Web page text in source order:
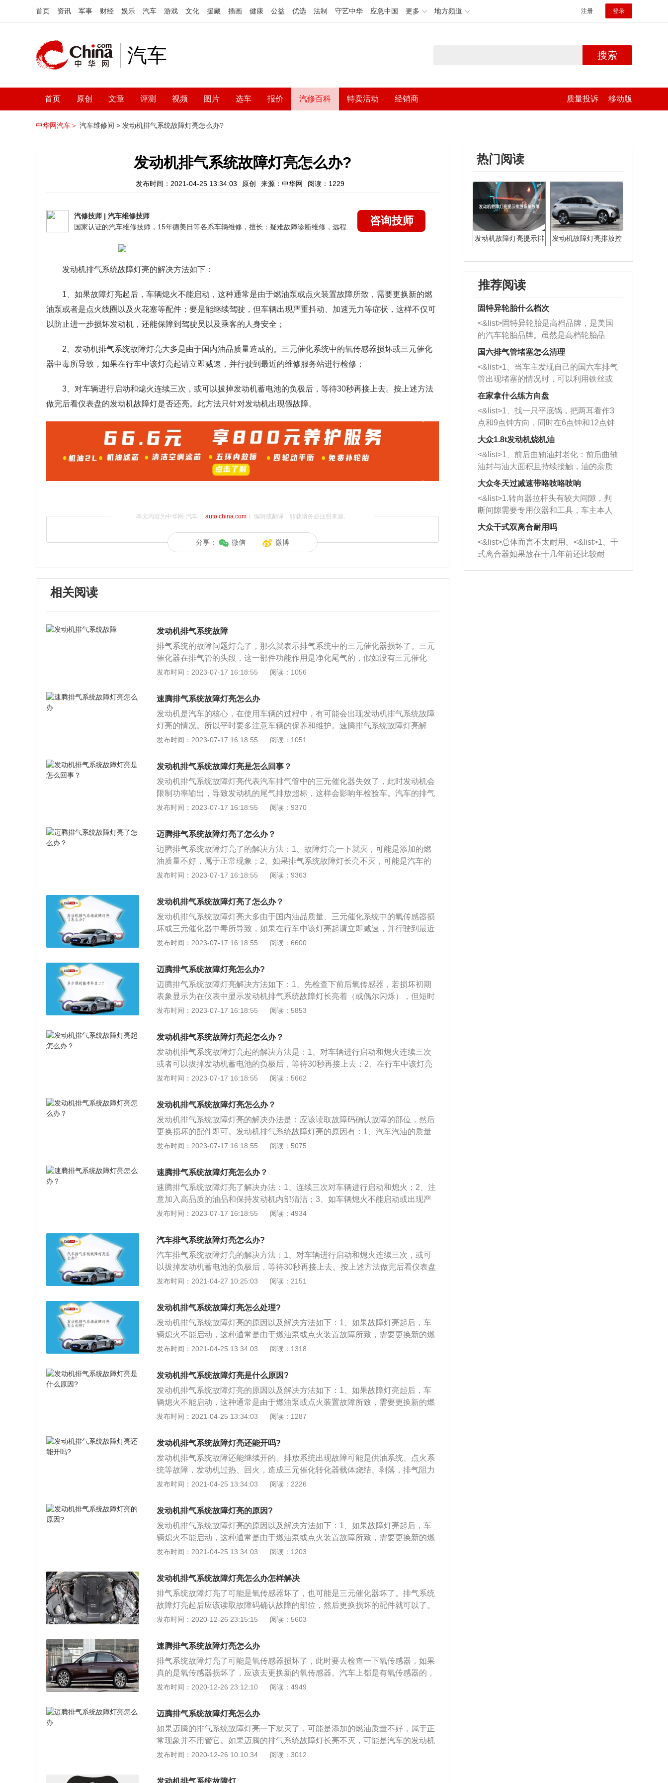
首页 资讯 军事 财经 娱乐 汽车 游戏 文化 援藏 插画 健康 公益 优选 法制 守艺中华 应急中国 更多 地方频道 注册 登录
汽车 搜索
首页 原创 文章 评测 视频 图片 选车 报价 汽修百科 特卖活动 经销商 质量投诉 移动版
中华网汽车＞ 汽车维修间 > 发动机排气系统故障灯亮怎么办?
发动机排气系统故障灯亮怎么办?
发布时间：2021-04-25 13:34:03 原创 来源：中华网 阅读：1229
汽修技师 | 汽车维修技师
咨询技师
发动机排气系统故障灯亮的解决方法如下：
1、如果故障灯亮起后，车辆熄火不能启动，这种通常是由于燃油泵或点火装置故障所致，需要更换新的燃
油泵或者是点火线圈以及火花塞等配件；要是能继续驾驶，但车辆出现严重抖动、加速无力等症状，这样不仅可
以防止进一步损坏发动机，还能保障到驾驶员以及乘客的人身安全；
2、发动机排气系统故障灯亮大多是由于国内油品质量造成的。三元催化系统中的氧传感器损坏或三元催化
器中毒所导致，如果在行车中该灯亮起请立即减速，并行驶到最近的维修服务站进行检修；
3、对车辆进行启动和熄火连续三次，或可以拔掉发动机蓄电池的负极后，等待30秒再接上去。按上述方法
做完后看仪表盘的发动机故障灯是否还亮。此方法只针对发动机出现假故障。
本文内容为中华网·汽车（ auto.china.com）编辑或翻译，转载请务必注明来源。
分享： 微信 微博
相关阅读
发动机排气系统故障
排气系统的故障问题灯亮了，那么就表示排气系统中的三元催化器损坏了。三元
催化器在排气管的头段，这一部件功能作用是净化尾气的，假如没有三元催化
器，那汽车的尾气排放会超标，假如出现了这样的状况，应当立即更换新的三元
出的废气，同时使排出的废气污染减小，噪音减小。汽车排气系统主要用于轻型
车、微型车和客车，摩托车等机动车辆。排气系统故障的影响：1、会影响油
耗，长期会因燃烧效果不好导致积碳过多，并无短期内直接导致发动机损害的不
良影响。2、发动机排放系统故障会影响车子行驶过程中的安全性，会降低发动
机使用年限。3、汽车在使用过程中由于供油系统、点火系统等故障，发动机过
正没有了依据，造成电脑控制喷油不准确，或浓或稀，长时间会影响发动机，三
元催化器，氧传感器等，直接体现就是发动机的动力，油耗，怠速，等有变化；
5、由于燃油或润滑油使用原因，造成催化器中毒、活性下降，催化转化效率受
动力性能下降、燃油消耗增加、排放恶化等。那么行驶证发动机排气系统故障是
驶到距离最近的4s店或者维修店找专业人员进行检测并维修。如果发动机排放系
统故障之后，车主还像平时一样行驶车辆，会导致车辆的性能出现恶化，并且动
能也会降低，发动机的使用寿命也会有所缩短。
发布时间：2023-07-17 16:18:55 阅读：1056
速腾排气系统故障灯亮怎么办
发动机是汽车的核心，在使用车辆的过程中，有可能会出现发动机排气系统故障
灯亮的情况。所以平时要多注意车辆的保养和维护。速腾排气系统故障灯亮解
决：1、清洗节气门。如果车辆平时开的比较频繁，过高的行驶里程会导致车辆
节气门进行清洗，建议车辆每行驶两万公里左右就清洗一次，可有效的防止排气
系统故障灯亮的情况。2、清洗燃油系统。过高的行驶里程也可能会导致燃油系
统损坏，所以建议每行驶三万公里清洗一次燃油系统，也可以预防发排气系统故
障灯亮。3、添加合格的燃油。不达标的燃油会导致发动机混合气燃烧不充分，
发动机排气系统出现故障。选择在合格的加油站加油，是解决发动机排气系统故
装有氧传感器,用来检测废气中的氧含量。5、连续三次对车辆进行启动和熄火。
发布时间：2023-07-17 16:18:55 阅读：1051
发动机排气系统故障灯亮是怎么回事？
发动机排气系统故障灯亮代表汽车排气管中的三元催化器失效了，此时发动机会
限制功率输出，导致发动机的尾气排放超标，这样会影响年检验车。汽车的排气
管内有三元催化器，三元催化器安装在排气管的头段。三元催化器是用来净化尾
在三元催化器的前面和后面会有氧传感器，前面的氧传感器是用来检测尾气中的
氧含量的，这个传感器可以将数据反馈给ecu，ecu根据这个数据和其他数据来调
整发动机的空燃比；三元催化器后面的氧传感器主要是用来检测三元催化器是否
失效，如果前氧传感器和后氧传感器反馈给ecu的数据相同，就代表三元催化失
效，汽车仪表盘上的发动机故障灯就会亮起来。
发布时间：2023-07-17 16:18:55 阅读：9370
迈腾排气系统故障灯亮了怎么办？
迈腾排气系统故障灯亮了的解决方法：1、故障灯亮一下就灭，可能是添加的燃
油质量不好，属于正常现象；2、如果排气系统故障灯长亮不灭，可能是汽车的
发动机或者三元催化器出现问题，此时要去修理厂或者4s店找专业人士进行检查
对车辆的排气系统进行检查。迈腾是一汽大众推出的一款B级轿车，基于全新MQ
BB平台打造，不仅设计时尚、运动，并配备一系列凌越同级的智能科技，多项C
级车专属的高端配置首次加持。
发布时间：2023-07-17 16:18:55 阅读：9363
发动机排气系统故障灯亮了怎么办？
发动机排气系统故障灯亮大多由于国内油品质量、三元催化系统中的氧传感器损
坏或三元催化器中毒所导致，如果在行车中该灯亮起请立即减速，并行驶到最近
的维修服务站进行检修。关于三元催化器的相关信息如下：1、三元催化器，是
碳、HC碳氢化合物和NOx氮氧化物等有害气体通过氧化和还原作用转变为无害的
二氧化碳、水和氮气。2、由于这种催化器可同时将废气中的三种主要有害物质
转化为无害物质，故称三元。
发布时间：2023-07-17 16:18:55 阅读：6600
迈腾排气系统故障灯亮怎么办?
迈腾排气系统故障灯亮解决方法如下：1、先检查下前后氧传感器，若损坏初期
表象显示为在仪表中显示发动机排气系统故障灯长亮着（或偶尔闪烁），但短时
间车还可勉强行驶；2、长时间不修理，将使电子燃油喷射系统的电脑（ECU）
油耗和排气污染增加，发动机出现怠速不稳、缺火、喘振等故障现象。因此，必
须及时地排除故障或更换。3、一般现在的车辆都有前后两个氧传感器，分别在
三元催化器前部和后部，要及时找出故障予以更换。
发布时间：2023-07-17 16:18:55 阅读：5853
发动机排气系统故障灯亮起怎么办？
发动机排气系统故障灯亮起的解决方法是：1、对车辆进行启动和熄火连续三次
或者可以拔掉发动机蓄电池的负极后，等待30秒再接上去；2、在行车中该灯亮
起应立即减速，并行驶到就近的维修服务站进行检修。发动机排气系统故障灯亮
暂性信号中断；2、混合气燃烧不良；3、不按期保养或不良的驾驶习惯；4、没
有按要求的燃油标号添加。
发布时间：2023-07-17 16:18:55 阅读：5662
发动机排气系统故障灯亮怎么办？
发动机排气系统故障灯亮的解决办法是：应该读取故障码确认故障的部位，然后
更换损坏的配件即可。发动机排气系统故障灯亮的原因有：1、汽车汽油的质量
不好，油品比较差，可能会导致混合比例异常、电子设备故障以及排气系统异
机积碳；3、发动机的控制程序需要进行更新或者调试。若是在行车过程中该故
障灯亮起，并且发动机动力不足或发动机抖动严重，就要到附近的维修服务站对
发动机进行检查和维修。
发布时间：2023-07-17 16:18:55 阅读：5075
速腾排气系统故障灯亮怎么办？
速腾排气系统故障灯亮了解决办法：1、连续三次对车辆进行启动和熄火；2、注
意加入高品质的油品和保持发动机内部清洁；3、如车辆熄火不能启动或出现严
重抖动、加速无力等症状，建议停止驾驶，需找专业人士查找故障并进行维修。
件故障及排气系统异常；2、进排气系统电子元件故障，如氧传感器、空气流量
计传感器、节气门或发动机内部积碳等。速腾品牌由德国大众汽车与中国一汽合
资创立于2006年，第一代速腾产品是一汽大众审时度势，同步引进德国大众面向
北美市场推出的一款新品A级轿车。
发布时间：2023-07-17 16:18:55 阅读：4934
汽车排气系统故障灯亮怎么办?
汽车排气系统故障灯亮的解决方法：1、对车辆进行启动和熄火连续三次，或可
以拔掉发动机蓄电池的负极后，等待30秒再接上去。按上述方法做完后看仪表盘
的发动机故障灯是否还亮。此方法只针对发动机出现假故障；2、发动机排气系
元催化器中毒所导致，如果在行车中该灯亮起请立即减速，并行驶到最近的维修
服务站进行检修；3、如果故障灯亮起后，车辆熄火不能启动，这种通常是由于
燃油泵或点火装置故障所致，直接打电话叫拖车吧；要是能继续驾驶，但车辆出
现严重抖动、加速无力等症状，还是建议停止驾驶，这样不仅可以防止进一步损
坏发动机，还能保障到你和他人的人身安全。
发布时间：2021-04-27 10:25:03 阅读：2151
发动机排气系统故障灯亮怎么处理?
发动机排气系统故障灯亮的原因以及解决方法如下：1、如果故障灯亮起后，车
辆熄火不能启动，这种通常是由于燃油泵或点火装置故障所致，需要更换新的燃
油泵或者是点火线圈以及火花塞等配件；要是能继续驾驶，但车辆出现严重抖
以及乘客的人身安全；2、发动机排气系统故障灯亮大多是由于国内油品质量造
成的。三元催化系统中的氧传感器损坏或三元催化器中毒所导致，如果在行车中
该灯亮起请立即减速，并行驶到最近的维修服务站进行检修；3、对车辆进行启
动和熄火连续三次，或可以拔掉发动机蓄电池的负极后，等待30秒再接上去。按
上述方法做完后看仪表盘的发动机故障灯是否还亮。此方法只针对发动机出现假
发布时间：2021-04-25 13:34:03 阅读：1318
发动机排气系统故障灯亮是什么原因?
发动机排气系统故障灯亮的原因以及解决方法如下：1、如果故障灯亮起后，车
辆熄火不能启动，这种通常是由于燃油泵或点火装置故障所致，需要更换新的燃
油泵或者是点火线圈以及火花塞等配件；要是继续驾驶，车辆会出现严重抖动、
乘客的人身安全；2、发动机排气系统故障灯亮大多是由于国内油品质量造成
的。三元催化系统中的氧传感器损坏或三元催化器中毒所导致，如果在行车中该
灯亮起请立即减速，并行驶到最近的维修服务站进行检修；3、发动机排气系统
故障灯亮，是由于节气门或发动机内部的积碳过多，造成混合气比例失调，那么
当发动机电脑监测到有一些影响到排放要求的信号时，就会出现故障灯亮的现
发布时间：2021-04-25 13:34:03 阅读：1287
发动机排气系统故障灯亮还能开吗?
发动机排气系统故障还能继续开的。排放系统出现故障可能是供油系统、点火系
统等故障，发动机过热、回火，造成三元催化转化器载体烧结、剥落，排气阻力
增大等。汽车排气系统是指收集并且排放废气的系统，一般由排气歧管，排气
系统故障的原因以及检查方法如下：1、对车辆进行启动和熄火连续三次，或可
以拔掉发动机蓄电池的负极后，等待30秒再接上去。按上述方法做完后看仪表盘
的发动机故障灯是否还亮。此方法只针对发动机出现假故障；2、发动机排气系
统故障灯亮大多是由于国内油品质量造成的。三元催化系统中的氧传感器损坏或
三元催化器中毒所导致，如果在行车中该灯亮起请立即减速，并行驶到最近的维
于燃油泵或点火装置故障所致，直接打电话叫拖车；要是能继续驾驶，但车辆出
现严重抖动、加速无力等症状，这样不仅可以防止进一步损坏发动机，还能保障
到驾驶员以及乘客的人身安全。
发布时间：2021-04-25 13:34:03 阅读：2226
发动机排气系统故障灯亮的原因?
发动机排气系统故障灯亮的原因以及解决方法如下：1、如果故障灯亮起后，车
辆熄火不能启动，这种通常是由于燃油泵或点火装置故障所致，需要更换新的燃
油泵或者是点火线圈以及火花塞等配件；要是继续驾驶，车辆会出现严重抖动、
乘客的人身安全；2、发动机排气系统故障灯亮大多是由于国内油品质量造成
的。三元催化系统中的氧传感器损坏或三元催化器中毒所导致，如果在行车中该
灯亮起请立即减速，并行驶到最近的维修服务站进行检修；3、发动机排气系统
故障灯亮，是由于节气门或发动机内部的积碳过多，造成混合气比例失调，那么
当发动机电脑监测到有一些影响到排放要求的信号时，就会出现故障灯亮的现
发布时间：2021-04-25 13:34:03 阅读：1203
发动机排气系统故障灯亮怎么办怎样解决
排气系统故障灯亮了可能是氧传感器坏了，也可能是三元催化器坏了。排气系统
故障灯亮起后应该读取故障码确认故障的部位，然后更换损坏的配件就可以了。
汽车的排气系统中都有氧传感器和三元催化器。三元催化器是安装在排气管头段
器的后面也有一个氧传感器。三元催化前面的氧传感器是用来检测排气中的氧含
量的，这样可以将信号反馈给ecu，然后ecu会根据这个信号来调整空燃比。三元
催化后面的氧传感器主要是用来检测三元催化是否失效了的。如果前氧传感器和
后氧传感器传给ecu的信号是相同的，那就代表三元催化器失效了。此时仪表盘
上的排气系统故障灯就会亮。不过氧传感器传给ecu的信号如果相同，也有可能
使用会出现堵塞的现象。排气系统出现故障后会导致发动机功率下降油耗升高，
并且也会导致尾气排放超标。三元催化器损坏后无法修复只能更换。
发布时间：2020-12-26 23:15:15 阅读：5603
速腾排气系统故障灯亮怎么办
排气系统故障灯亮了可能是氧传感器损坏了，此时要去检查一下氧传感器，如果
真的是氧传感器损坏了，应该去更换新的氧传感器。汽车上都是有氧传感器的，
氧传感器是用来检测排气中的氧含量的。如果氧传感器坏了那仪表盘上就会亮起
型轿车，这款车在国内的销量和口碑是非常好的。新款速腾使用了涡轮增压发动
机，新款速腾一共使用了两款发动机，一款是1.2升涡轮增压发动机，另一款是1.
4升涡轮增压发动机。1.2升涡轮增压发动机有116马力和175牛米的最大扭矩，这
款发动机的最大功率转速为5000到6000转每分钟，最大扭矩转速为1500到4500
转每分钟。这款发动机搭载了缸内直喷技术，并且使用了铝合金缸盖缸体。1.4升
5000到6000转每分钟，最大扭矩转速为1750到3000转每分钟。这款发动机搭载
发布时间：2020-12-26 23:12:10 阅读：4949
迈腾排气系统故障灯亮怎么办
如果迈腾的排气系统故障灯亮一下就灭了，可能是添加的燃油质量不好，属于正
常现象并不用管它。如果迈腾的排气系统故障灯长亮不灭，可能是汽车的发动机
或者三元催化器出现问题了，此时要去修理厂或者4s店找专业人士进行检查和修
辆的排气系统进行检查了。汽车的排气系统出现问题后，会使汽车的尾气质量变
发布时间：2020-12-26 10:10:34 阅读：3012
发动机排气系统故障灯
热门阅读
发动机故障灯亮提示排
发动机故障灯亮排放控
推荐阅读
固特异轮胎什么档次
<&list>固特异轮胎是高档品牌，是美国
的汽车轮胎品牌。虽然是高档轮胎品
牌，但是中高低端的轮胎都有生产，这
也是为了更好的开拓市场。
国六排气管堵塞怎么清理
<&list>1、当车主发现自己的国六车排气
管出现堵塞的情况时，可以利用铁丝或
者是细棍，直接将杂物给取出来，如果
堵塞情况比较严重，也可以采取应急措
施。 <&list>2、直接利用木棍将所有的
杂物推到排气管里面的位置处，然后将
三元催化器拆解开，就可以将堵塞的东
西取出来。但如果是因为积碳过多引起
的堵塞，就需要将三元催化器泡在草酸
洗剂对堵塞的情况得到解决，将清洗剂
放在燃油箱中，与燃油混合后，车辆启
动时，就可以和汽油一起进入到燃烧
室，最后形成废气排出，就可以让三元
催化器得到清洗，排气管堵塞的情况就
能够得到解决。
在家拿什么练方向盘
<&list>1、找一只平底锅，把两耳看作3
点和9点钟方向，同时在6点钟和12点钟
方向做一个标记。 <&list>2、双手握住
一圈半的练习，往右同样也要打相同的
圈数。 <&list>3、最后强调要反复练
习，这样就可以形成肌肉记忆，在真实
驾驶车辆时，不需要记忆也能打好方
向。
大众1.8t发动机烧机油
<&list>1、前后曲轴油封老化：前后曲轴
油封与油大面积且持续接触，油的杂质
和发动机内持续温度变化使其密封效果
逐渐减弱，导致渗油或漏油。<&list>2、
活塞间隙过大：积碳会使活塞环与缸体
的间隙扩大，导致机油流入燃烧室中，
造成烧机油。<&list>3、机油粘度。使用
机油粘度过小的话，同样会有烧机油现
象，机油粘度过小具有很好的流动性，
大众冬天过减速带咯吱咯吱响
<&list>1.转向器拉杆头有较大间隙，判
断间隙需要专用仪器和工具，车主本人
无法制作，需要将车辆送到修理厂或4s
店；<&list>2.车辆半轴套管防尘罩破
裂，破裂后会出现漏油现象，使半轴磨
损严重，磨损的半轴容易损坏，产生异
响；<&list>3.稳定器的转向胶套和球头
大众干式双离合耐用吗
<&list>总体而言不太耐用。<&list>1、干
式离合器如果放在十几年前还比较耐